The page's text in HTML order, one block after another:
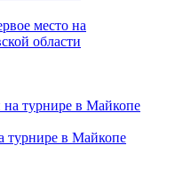
место на
области
турнире в Майкопе